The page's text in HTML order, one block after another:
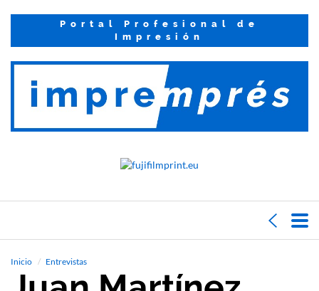
Portal Profesional de
Impresión
Inicio Entrevistas